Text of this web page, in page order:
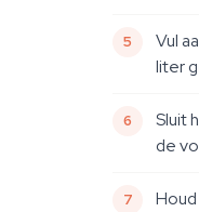
Vul
liter
Sluit
de